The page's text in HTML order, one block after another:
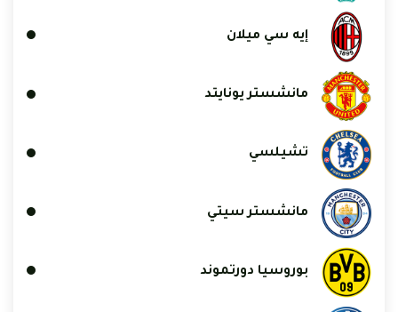
إيه سي ميلان
مانشستر يونايتد
تشيلسي
مانشستر سيتي
بوروسيا دورتموند